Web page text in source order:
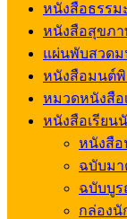
หนังสือธรรม
หนังสือสุขภ
แผ่นพับสวด
หนังสือมนต์
หมวดหนังสือ
หนังสือเรียน
หนังสือ
ฉบับมา
ฉบับบูร
กล่องนั